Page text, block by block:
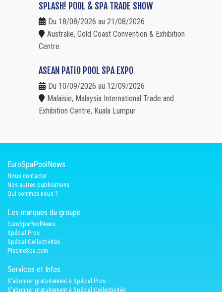
SPLASH! POOL & SPA TRADE SHOW
Du 18/08/2026 au 21/08/2026
Australie, Gold Coast Convention & Exhibition
Centre
ASEAN PATIO POOL SPA EXPO
Du 10/09/2026 au 12/09/2026
Malaisie, Malaysia International Trade and
Exhibition Centre, Kuala Lumpur
EuroSpaPoolNews
Nous contacter
Nos autres publications
Qui sommes nous ?
Les marques du groupe
EuroSpaPoolNews
Spécial Pros
Spécial Collectivités
PiscineSpa.com
Services et Infos
S'abonner gratuitement à Spécial Pros
S'abonner gratuitement à Spécial Collectivités